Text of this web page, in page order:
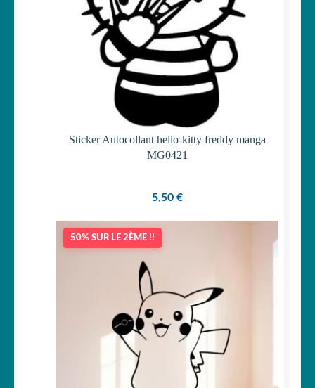
Sticker Autocollant hello-kitty freddy manga
MG0421
5,50 €
50% SUR LE 2ÈME !!